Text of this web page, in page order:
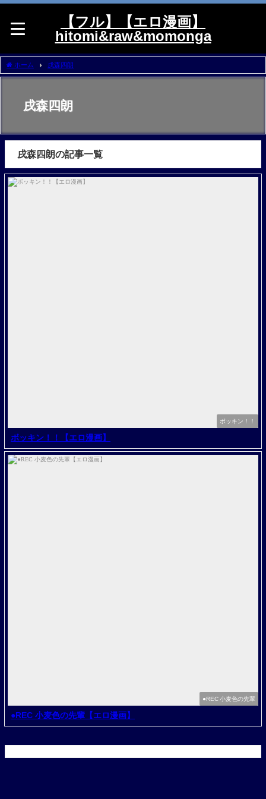
【フル】【エロ漫画】
hitomi&raw&momonga
ホーム 戌森四朗
戌森四朗
戌森四朗の記事一覧
ボッキン！！
ボッキン！！【エロ漫画】
●REC 小麦色の先輩
●REC 小麦色の先輩【エロ漫画】